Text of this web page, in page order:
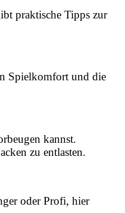
praktische Tipps zur
Spielkomfort und die
kannst.
zu entlasten.
oder Profi, hier